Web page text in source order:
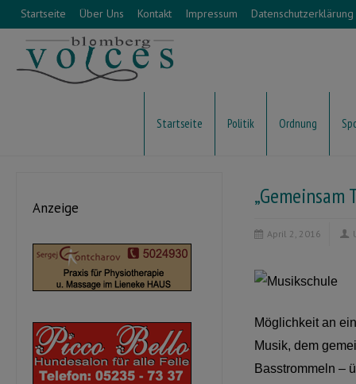
Startseite Über Uns Kontakt Impressum Datenschutzerklärung
Startseite Politik Ordnung
April 2, 2016
Möglichkeit an
Musik, dem
Basstrommeln –
Anzeige